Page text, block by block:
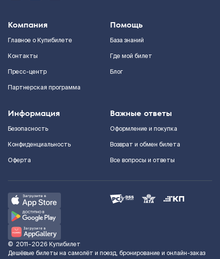
Компания
Главное о Купибилете
Контакты
Пресс-центр
Партнерская программа
Помощь
База знаний
Где мой билет
Блог
Информация
Безопасность
Конфиденциальность
Оферта
Важные ответы
Оформление и покупка
Возврат и обмен билета
Все вопросы и ответы
© 2011–2026 Купибилет
Дешёвые билеты на самолёт и поезд, бронирование и онлайн-заказ